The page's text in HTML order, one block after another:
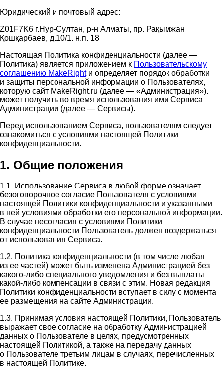
Юридический и почтовый адрес:
Z01F7K6 г.Нур-Султан, р-н Алматы, пр. Рақымжан
Қошқарбаев, д.10/1. н.п. 18
Настоящая Политика конфиденциальности (далее —
Политика) является приложением к Пользовательскому
соглашению MakeRightи определяет порядок обработки
и защиты персональной информации о Пользователях,
которую сайт MakeRight.ru (далее — «Администрация»),
может получить во время использования ими Cервиса
Администрации (далее — Сервисы).
Перед использованием Сервиса, пользователям следует
ознакомиться с условиями настоящей Политики
конфиденциальности.
1. Общие положения
1.1. Использование Сервиса в любой форме означает
безоговорочное согласие Пользователя с условиями
настоящей Политики конфиденциальности и указанными
в ней условиями обработки его персональной информации.
В случае несогласия с условиями Политики
конфиденциальности Пользователь должен воздержаться
от использования Сервиса.
1.2. Политика конфиденциальности (в том числе любая
из ее частей) может быть изменена Администрацией без
какого-либо специального уведомления и без выплаты
какой-либо компенсации в связи с этим. Новая редакция
Политики конфиденциальности вступает в силу с момента
ее размещения на сайте Администрации.
1.3. Принимая условия настоящей Политики, Пользователь
выражает свое согласие на обработку Администрацией
данных о Пользователе в целях, предусмотренных
настоящей Политикой, а также на передачу данных
о Пользователе третьим лицам в случаях, перечисленных
в настоящей Политике.